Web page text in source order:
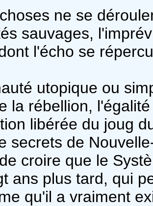
ne se
sauvages,
l'écho se
utopique ou
la rébellion,
libérée du joug
secrets de
croire que le
ans plus tard, qui
qu'il a vraiment